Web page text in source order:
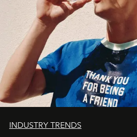
INDUSTRY TRENDS